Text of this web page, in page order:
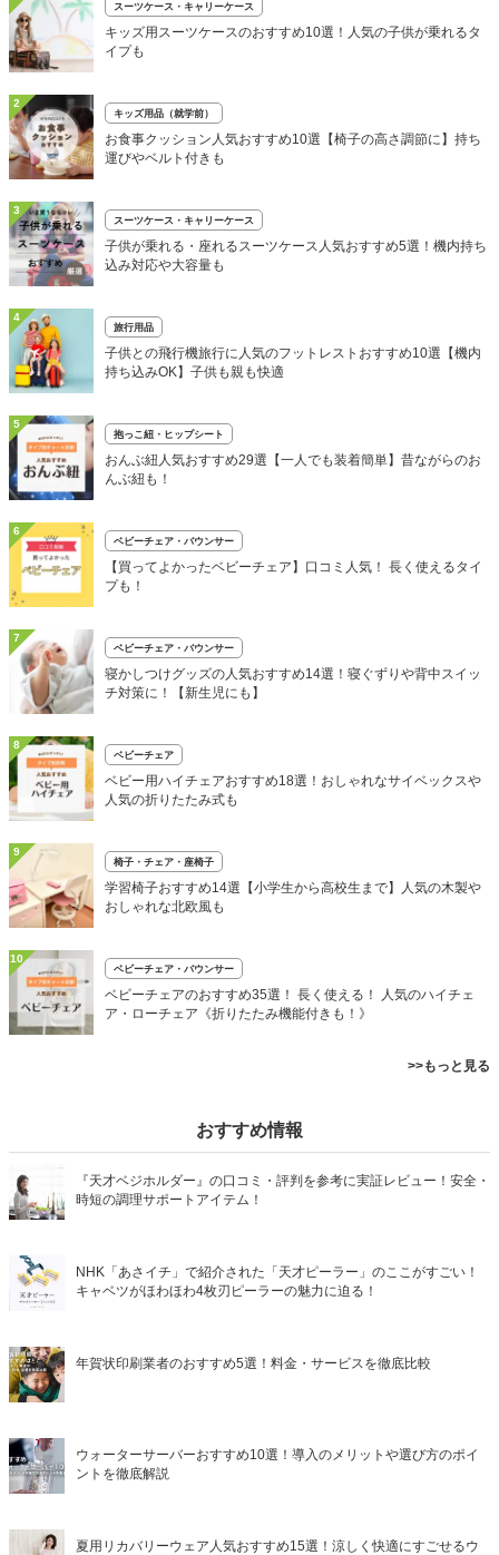
スーツケース・キャリーケース
キッズ用スーツケースのおすすめ10選！人気の子供が乗れるタ
イプも
2
キッズ用品（就学前）
お食事クッション人気おすすめ10選【椅子の高さ調節に】持ち
運びやベルト付きも
3
スーツケース・キャリーケース
子供が乗れる・座れるスーツケース人気おすすめ5選！機内持ち
込み対応や大容量も
4
旅行用品
子供との飛行機旅行に人気のフットレストおすすめ10選【機内
持ち込みOK】子供も親も快適
5
抱っこ紐・ヒップシート
おんぶ紐人気おすすめ29選【一人でも装着簡単】昔ながらのお
んぶ紐も！
6
ベビーチェア・バウンサー
【買ってよかったベビーチェア】口コミ人気！ 長く使えるタイ
プも！
7
ベビーチェア・バウンサー
寝かしつけグッズの人気おすすめ14選！寝ぐずりや背中スイッ
チ対策に！【新生児にも】
8
ベビーチェア
ベビー用ハイチェアおすすめ18選！おしゃれなサイベックスや
人気の折りたたみ式も
9
椅子・チェア・座椅子
学習椅子おすすめ14選【小学生から高校生まで】人気の木製や
おしゃれな北欧風も
10
ベビーチェア・バウンサー
ベビーチェアのおすすめ35選！ 長く使える！ 人気のハイチェ
ア・ローチェア《折りたたみ機能付きも！》
>>もっと見る
おすすめ情報
『天才ベジホルダー』の口コミ・評判を参考に実証レビュー！安全・
時短の調理サポートアイテム！
NHK「あさイチ」で紹介された「天才ピーラー」のここがすごい！
キャベツがほわほわ4枚刃ピーラーの魅力に迫る！
年賀状印刷業者のおすすめ5選！料金・サービスを徹底比較
ウォーターサーバーおすすめ10選！導入のメリットや選び方のポイ
ントを徹底解説
夏用リカバリーウェア人気おすすめ15選！涼しく快適にすごせるウ